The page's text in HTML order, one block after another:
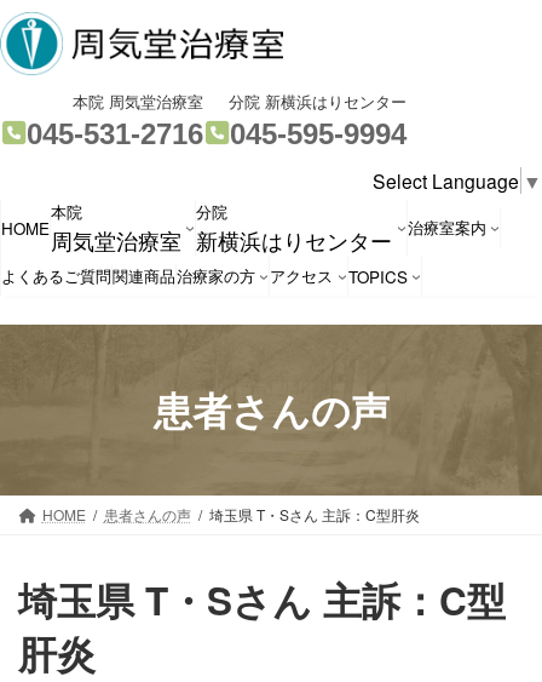
コ
ン
テ
ツ
プ
ナ
ビ
ゲ
シ
動
本院 周気堂治療室
045-531-2716
ル
リ
ク
分院 新横浜はりセンター
045-595-9994
ル
リ
ン
ク
Select Language ▼
HOME
本院
周気堂治療室
分院
新横浜はりセンター 治療室案内
よくあるご質問関連商品治療家の方 アクセス TOPICS
患者さんの声
HOME 患者さんの声 埼玉県 T・Sさん 主訴：C型肝炎
埼玉県 T・Sさん 主訴：C型
肝炎